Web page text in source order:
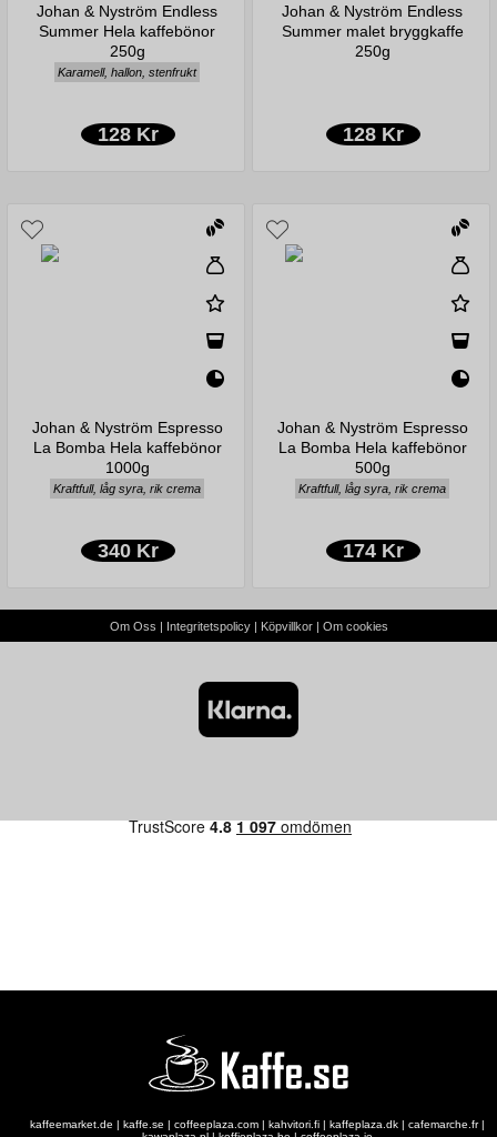
Johan & Nyström Endless
Summer Hela kaffebönor
250g
Karamell, hallon, stenfrukt
128 Kr
Johan & Nyström Endless
Summer malet bryggkaffe
250g
128 Kr
Johan & Nyström Espresso
La Bomba Hela kaffebönor
1000g
Kraftfull, låg syra, rik crema
340 Kr
Johan & Nyström Espresso
La Bomba Hela kaffebönor
500g
Kraftfull, låg syra, rik crema
174 Kr
Om Oss | Integritetspolicy| Köpvillkor| Om cookies
kaffeemarket.de | kaffe.se | coffeeplaza.com| kahvitori.fi| kaffeplaza.dk| cafemarche.fr|